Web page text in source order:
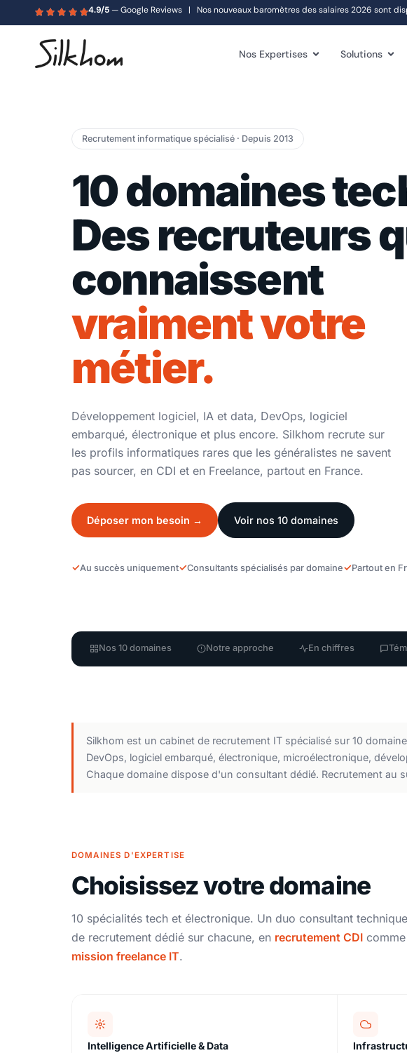
4.9/5— Google Reviews | Nos nouveaux baromètres des salaires 2026 sont
Nos Expertises Solutions
Recrutement informatique spécialisé · Depuis 2013
10 domaines
Des recruteurs
connaissent
vraiment votre
métier.
Développement logiciel, IA et data, DevOps, logiciel
embarqué, électronique et plus encore. Silkhom recrute sur
les profils informatiques rares que les généralistes ne savent
pas sourcer, en CDI et en Freelance, partout en France.
Déposer mon besoin → Voir nos 10 domaines
Au succès uniquement Consultants spécialisés par domaine Partout en
Nos 10 domaines Notre approche En chiffres
Silkhom est un cabinet de recrutement IT spécialisé sur 10
DevOps, logiciel embarqué, électronique, microélectronique,
Chaque domaine dispose d'un consultant dédié. Recrutement au
DOMAINES D'EXPERTISE
Choisissez votre domaine
10 spécialités tech et électronique. Un duo consultant
de recrutement dédié sur chacune, en recrutement CDI
mission freelance IT.
Intelligence Artificielle & Data